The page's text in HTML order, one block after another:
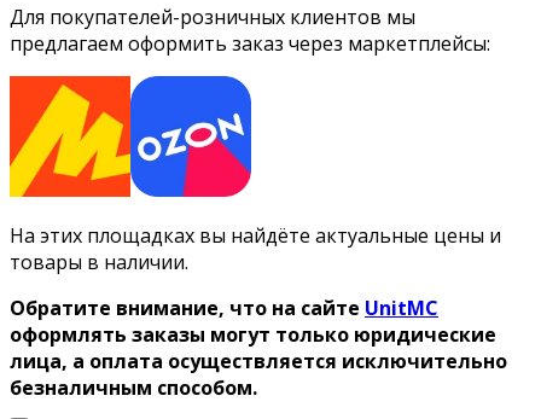
Для покупателей-розничных клиентов мы
предлагаем оформить заказ через маркетплейсы:
На этих площадках вы найдёте актуальные цены и
товары в наличии.
Обратите внимание, что на сайте UnitMC
оформлять заказы могут только юридические
лица, а оплата осуществляется исключительно
безналичным способом.